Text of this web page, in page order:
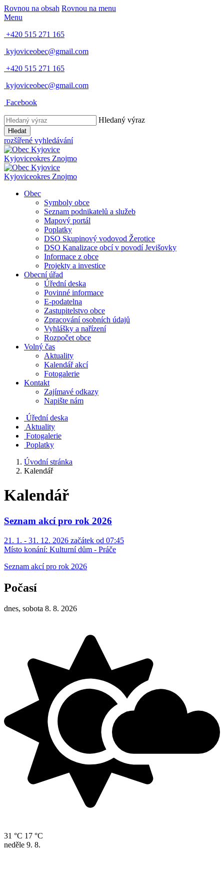
Rovnou na obsah Rovnou na menu
Menu
+420 515 271 165
kyjoviceobec@gmail.com
+420 515 271 165
kyjoviceobec@gmail.com
Facebook
Hledaný výraz
Hledat
rozšířené vyhledávání
Kyjoviceokres Znojmo
Kyjoviceokres Znojmo
Obec
Symboly obce
Seznam podnikatelů a služeb
Mapový portál
Poplatky
DSO Skupinový vodovod Žerotice
DSO Kanalizace obcí v povodí Jevišovky
Informace z obce
Projekty a investice
Obecní úřad
Úřední deska
Povinné informace
E-podatelna
Zastupitelstvo obce
Zpracování osobních údajů
Vyhlášky a nařízení
Rozpočet obce
Volný čas
Aktuality
Kalendář akcí
Fotogalerie
Kontakt
Zajímavé odkazy
Napište nám
Úřední deska
Aktuality
Fotogalerie
Poplatky
Úvodní stránka
Kalendář
Kalendář
Seznam akcí pro rok 2026
21. 1. - 31. 12. 2026 začátek od 07:45
Místo konání: Kulturní dům - Práče
Seznam akcí pro rok 2026
Počasí
dnes, sobota 8. 8. 2026
31 °C 17 °C
neděle 9. 8.